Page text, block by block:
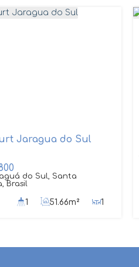
Jaragua do Sul
do Sul, Santa
Brasil
1 51.66m²
1